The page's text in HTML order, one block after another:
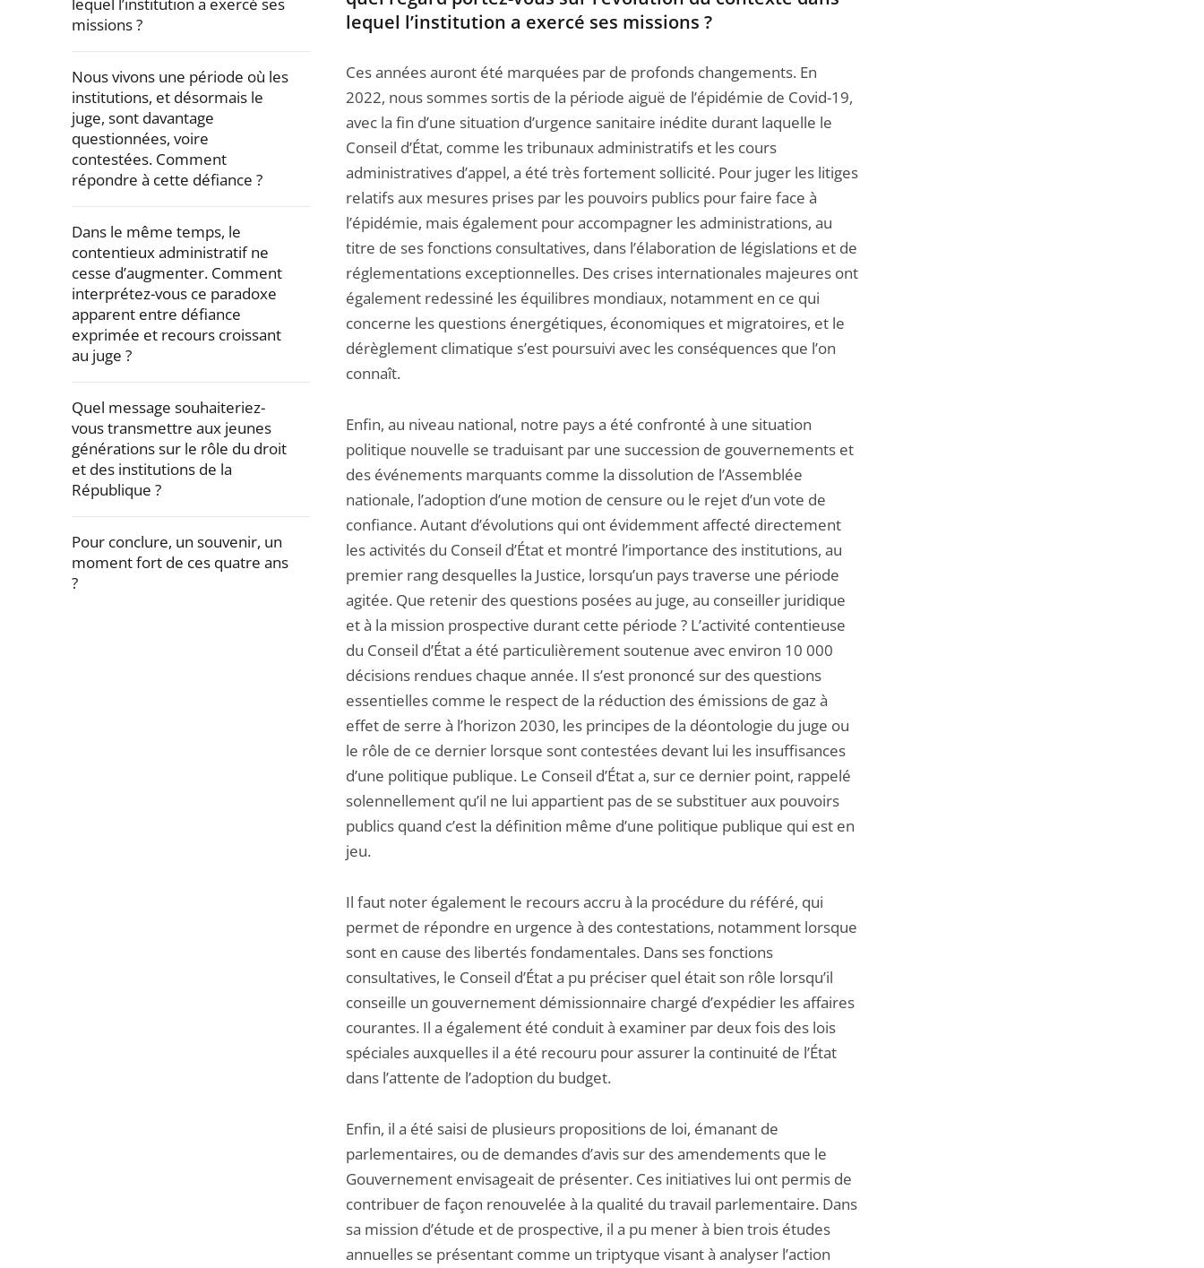
lequel l’institution a exercé ses
missions ?
Nous vivons une période où les
institutions, et désormais le
juge, sont davantage
questionnées, voire
contestées. Comment
répondre à cette défiance ?
Dans le même temps, le
contentieux administratif ne
cesse d’augmenter. Comment
interprétez-vous ce paradoxe
apparent entre défiance
exprimée et recours croissant
au juge ?
Quel message souhaiteriez-
vous transmettre aux jeunes
générations sur le rôle du droit
et des institutions de la
République ?
Pour conclure, un souvenir, un
moment fort de ces quatre ans
?
lequel l’institution a exercé ses missions ?
Ces années auront été marquées par de profonds changements. En
2022, nous sommes sortis de la période aiguë de l’épidémie de Covid-19,
avec la fin d’une situation d’urgence sanitaire inédite durant laquelle le
Conseil d’État, comme les tribunaux administratifs et les cours
administratives d’appel, a été très fortement sollicité. Pour juger les litiges
relatifs aux mesures prises par les pouvoirs publics pour faire face à
l’épidémie, mais également pour accompagner les administrations, au
titre de ses fonctions consultatives, dans l’élaboration de législations et de
réglementations exceptionnelles. Des crises internationales majeures ont
également redessiné les équilibres mondiaux, notamment en ce qui
concerne les questions énergétiques, économiques et migratoires, et le
dérèglement climatique s’est poursuivi avec les conséquences que l’on
connaît.
Enfin, au niveau national, notre pays a été confronté à une situation
politique nouvelle se traduisant par une succession de gouvernements et
des événements marquants comme la dissolution de l’Assemblée
nationale, l’adoption d’une motion de censure ou le rejet d’un vote de
confiance. Autant d’évolutions qui ont évidemment affecté directement
les activités du Conseil d’État et montré l’importance des institutions, au
premier rang desquelles la Justice, lorsqu’un pays traverse une période
agitée. Que retenir des questions posées au juge, au conseiller juridique
et à la mission prospective durant cette période ? L’activité contentieuse
du Conseil d’État a été particulièrement soutenue avec environ 10 000
décisions rendues chaque année. Il s’est prononcé sur des questions
essentielles comme le respect de la réduction des émissions de gaz à
effet de serre à l’horizon 2030, les principes de la déontologie du juge ou
le rôle de ce dernier lorsque sont contestées devant lui les insuffisances
d’une politique publique. Le Conseil d’État a, sur ce dernier point, rappelé
solennellement qu’il ne lui appartient pas de se substituer aux pouvoirs
publics quand c’est la définition même d’une politique publique qui est en
jeu.
Il faut noter également le recours accru à la procédure du référé, qui
permet de répondre en urgence à des contestations, notamment lorsque
sont en cause des libertés fondamentales. Dans ses fonctions
consultatives, le Conseil d’État a pu préciser quel était son rôle lorsqu’il
conseille un gouvernement démissionnaire chargé d’expédier les affaires
courantes. Il a également été conduit à examiner par deux fois des lois
spéciales auxquelles il a été recouru pour assurer la continuité de l’État
dans l’attente de l’adoption du budget.
Enfin, il a été saisi de plusieurs propositions de loi, émanant de
parlementaires, ou de demandes d’avis sur des amendements que le
Gouvernement envisageait de présenter. Ces initiatives lui ont permis de
contribuer de façon renouvelée à la qualité du travail parlementaire. Dans
sa mission d’étude et de prospective, il a pu mener à bien trois études
annuelles se présentant comme un triptyque visant à analyser l’action